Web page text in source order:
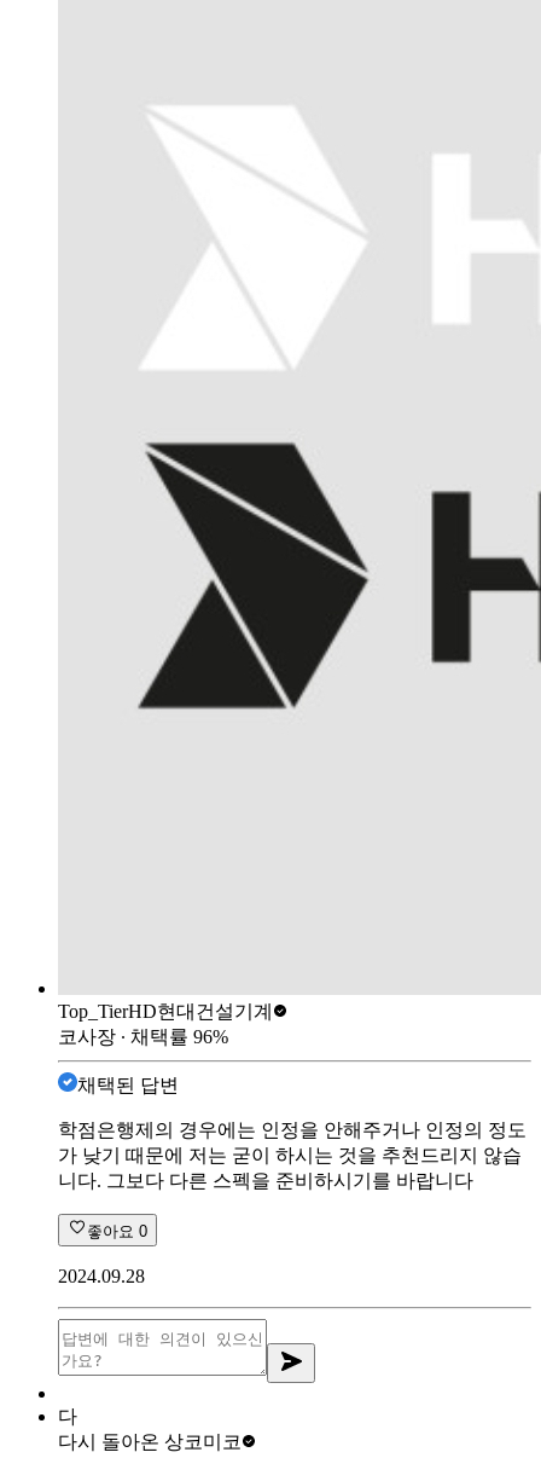
Top_TierHD현대건설기계
코사장 ∙ 채택률 96%
채택된 답변
학점은행제의 경우에는 인정을 안해주거나 인정의 정도
가 낮기 때문에 저는 굳이 하시는 것을 추천드리지 않습
니다. 그보다 다른 스펙을 준비하시기를 바랍니다
좋아요 0
2024.09.28
다
다시 돌아온 상코미코